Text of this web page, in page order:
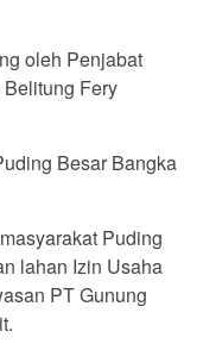
oleh Penjabat
Fery
Besar Bangka
Puding
lahan Izin Usaha
PT Gunung